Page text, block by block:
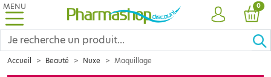
MENU
COMPTE
0
Accueil Beauté Nuxe Maquillage